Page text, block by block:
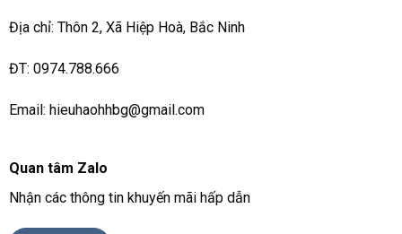
Địa chỉ: Thôn 2, Xã Hiệp Hoà, Bắc Ninh
ĐT: 0974.788.666
Email: hieuhaohhbg@gmail.com
Quan tâm Zalo
Nhận các thông tin khuyến mãi hấp dẫn